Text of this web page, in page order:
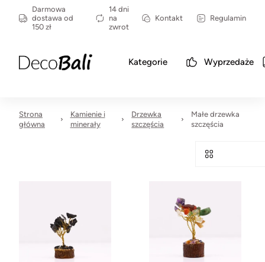
Darmowa
dostawa od
150 zł
14 dni
na
zwrot
Kontakt Regulamin
Kategorie Wyprzedaże
Strona
główna
Kamienie i
minerały
Drzewka
szczęścia
Małe drzewka
szczęścia